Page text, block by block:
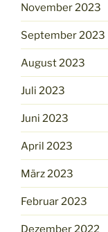
November 2023
September 2023
August 2023
Juli 2023
Juni 2023
April 2023
März 2023
Februar 2023
Dezember 2022